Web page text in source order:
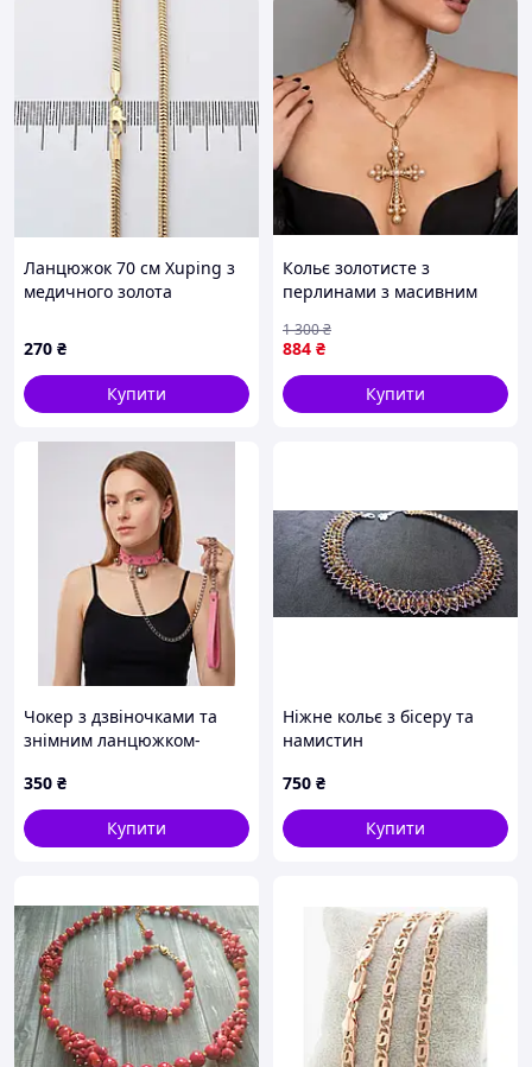
Ланцюжок 70 см Xuping з
медичного золота
270 ₴
Купити
Кольє золотисте з
перлинами з масивним
884 ₴
1 300₴
Купити
Чокер з дзвіночками та
знімним ланцюжком-
350 ₴
Купити
Ніжне кольє з бісеру та
намистин
750 ₴
Купити